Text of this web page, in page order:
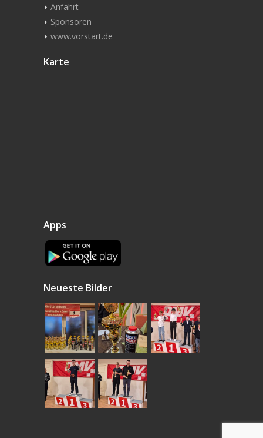
Anfahrt
Sponsoren
www.vorstart.de
Karte
Apps
Neueste Bilder